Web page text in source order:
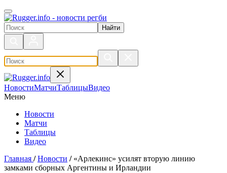
Поиск по сайту
НовостиМатчиТаблицыВидео
Меню
Новости
Матчи
Таблицы
Видео
Главная / Новости / «Арлекинс» усилят вторую линию
замками сборных Аргентины и Ирландии